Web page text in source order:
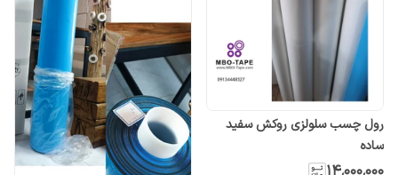
رول چسب سلولزی روکش سفید
ساده